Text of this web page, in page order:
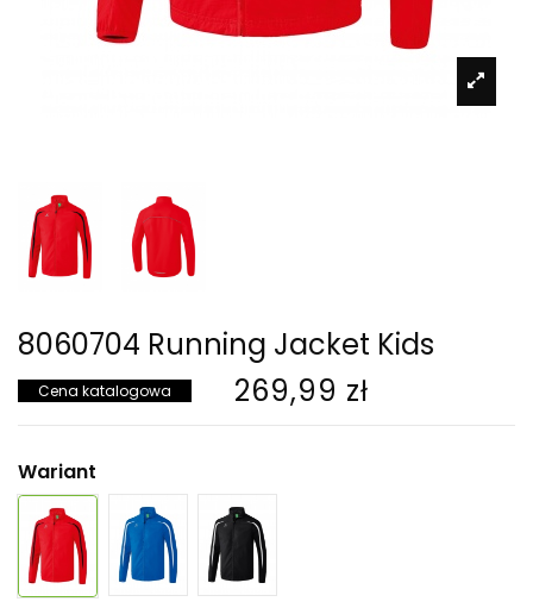
8060704 Running Jacket Kids
Cena katalogowa 269,99 zł
Wariant